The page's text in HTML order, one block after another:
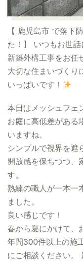
【 鹿児島市 で落下
た！】
いつもお世
新築外構工事をお任
大切な住まいづくり
いっぱいです！
本日はメッシュフェ
お庭に高低差がある
いますね。
シンプルで視界を遮
開放感を保ちつつ、
す。
熟練の職人が一本一
ました。
良い感じです！
春から夏にかけて、
年間300件以上の施
にご相談ください。